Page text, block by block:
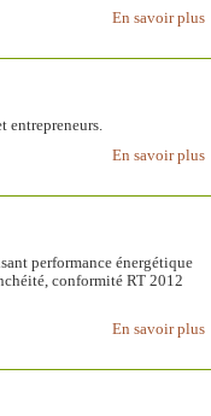
En savoir plus
entrepreneurs.
En savoir plus
performance énergétique
conformité RT 2012
En savoir plus